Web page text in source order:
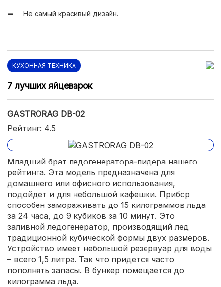
Не самый красивый дизайн.
КУХОННАЯ ТЕХНИКА
7 лучших яйцеварок
GASTRORAG DB-02
Рейтинг: 4.5
Младший брат ледогенератора-лидера нашего
рейтинга. Эта модель предназначена для
домашнего или офисного использования,
подойдет и для небольшой кафешки. Прибор
способен замораживать до 15 килограммов льда
за 24 часа, до 9 кубиков за 10 минут. Это
заливной ледогенератор, производящий лед
традиционной кубической формы двух размеров.
Устройство имеет небольшой резервуар для воды
– всего 1,5 литра. Так что придется часто
пополнять запасы. В бункер помещается до
килограмма льда.